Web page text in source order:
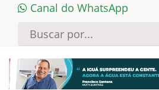
Canal do WhatsApp